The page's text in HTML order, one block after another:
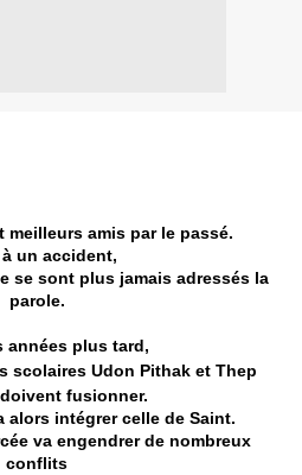
meilleurs amis par le passé.
un accident,
se sont plus jamais adressés la
parole.
années plus tard,
scolaires Udon Pithak et Thep
doivent fusionner.
alors intégrer celle de Saint.
va engendrer de nombreux
conflits